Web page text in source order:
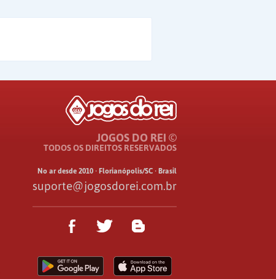
JOGOS DO REI ©
TODOS OS DIREITOS RESERVADOS
No ar desde 2010 · Florianópolis/SC · Brasil
suporte@jogosdorei.com.br